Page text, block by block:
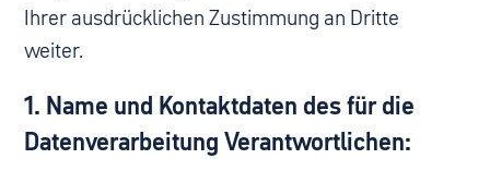
Ihrer ausdrücklichen Zustimmung an Dritte
weiter.
1. Name und Kontaktdaten des für die
Datenverarbeitung Verantwortlichen: